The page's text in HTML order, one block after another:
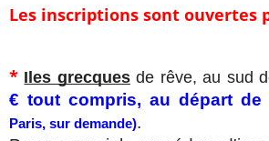
Les inscriptions sont ouvertes
* Iles grecques de rêve, au sud
€ tout compris, au départ de
Paris, sur demande).